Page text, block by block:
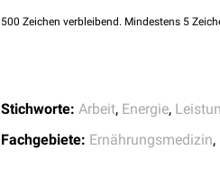
stehende
2,0-2,4
500 Zeichen verbleibend. Mindestens 5
Stichworte: Arbeit, Energie,
Fachgebiete: Ernährungsmedizin,